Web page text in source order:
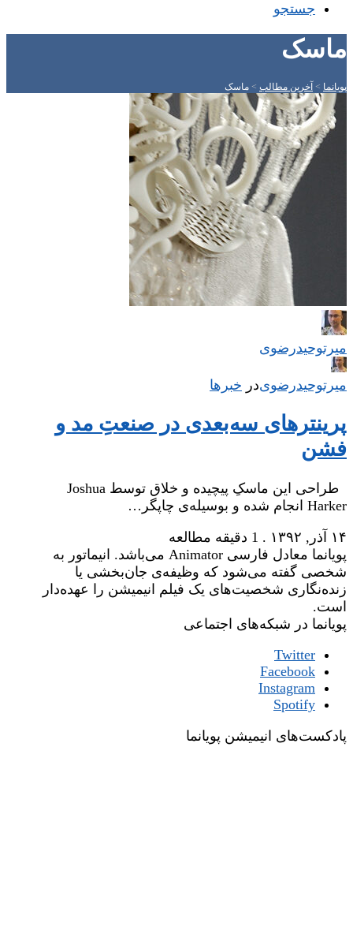
جستجو
ماسک
پویانما > آخرین مطالب > ماسک
میر‌توحیدرضوی
میر‌توحیدرضویدر خبرها
پرینترهای سه‌بعدی در صنعتِ مد و
فشن
طراحی این ماسکِ پیچیده و خلاق توسط Joshua
Harker انجام شده و بوسیله‌ی چاپگر…
۱۴ آذر, ۱۳۹۲
. 1 دقیقه مطالعه
پویانما معادل فارسی Animator می‌باشد. انیماتور به
شخصی گفته می‌شود که وظیفه‌ی جان‌بخشی یا
زنده‌نگاری شخصیت‌های یک فیلم انیمیشن را عهده‌دار
است.
پویانما در شبکه‌های اجتماعی
Twitter
Facebook
Instagram
Spotify
پادکست‌های انیمیشن پویانما